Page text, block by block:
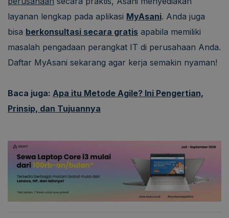
layanan lengkap pada aplikasi MyAsani. Anda juga
bisa berkonsultasi secara gratis apabila memiliki
masalah pengadaan perangkat IT di perusahaan Anda.
Daftar MyAsani sekarang agar kerja semakin nyaman!
Baca juga: Apa itu Metode Agile? Ini Pengertian,
Prinsip, dan Tujuannya